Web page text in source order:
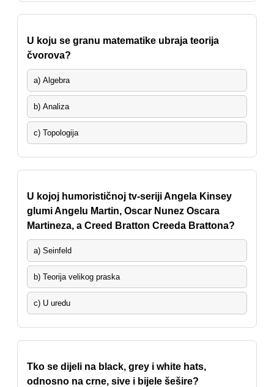
U koju se granu matematike ubraja teorija
čvorova?
a) Algebra
b) Analiza
c) Topologija
U kojoj humorističnoj tv-seriji Angela Kinsey
glumi Angelu Martin, Oscar Nunez Oscara
Martineza, a Creed Bratton Creeda Brattona?
a) Seinfeld
b) Teorija velikog praska
c) U uredu
Tko se dijeli na black, grey i white hats,
odnosno na crne, sive i bijele šešire?